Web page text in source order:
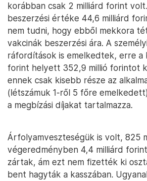
korábban csak 2 milliárd forint
beszerzési értéke 44,6 milliárd
nem tudni, hogy ebből mekkora
vakcinák beszerzési ára. A
ráfordítások is emelkedtek, erre a
forint helyett 352,9 millió forintot
ennek csak kisebb része az
(létszámuk 1-ről 5 főre
a megbízási díjakat tartalmazza.
Árfolyamveszteségük is volt, 825
végeredményben 4,4 milliárd
zártak, ám ezt nem fizették ki
bent hagyták a kasszában.